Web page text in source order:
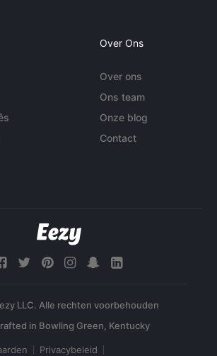
Over Ons
Over ons
Ons team
Onze blog
Contact
LLC. Alle rechten voorbehouden
Privacybeleid